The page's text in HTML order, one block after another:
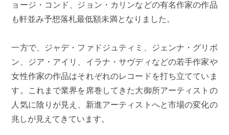
ョージ・コンド、ジョン・カリンなどの有名作家の作品
も軒並み予想落札最低額未満となりました。
一方で、ジャデ・ファドジュティミ、ジェンナ・グリボ
ン、ジア・アイリ、イラナ・サヴディなどの若手作家や
女性作家の作品はそれぞれのレコードを打ち立てていま
す。これまで業界を席巻してきた大御所アーティストの
人気に陰りが見え、新進アーティストへと市場の変化の
兆しが見えてきています。